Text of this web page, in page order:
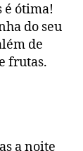
é ótima!
do seu
de
frutas.
a noite